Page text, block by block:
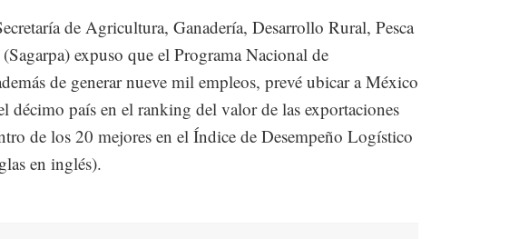
de Agricultura, Ganadería, Desarrollo Rural, Pesca
expuso que el Programa Nacional de
de generar nueve mil empleos, prevé ubicar a México
décimo país en el ranking del valor de las exportaciones
de los 20 mejores en el Índice de Desempeño Logístico
en inglés).